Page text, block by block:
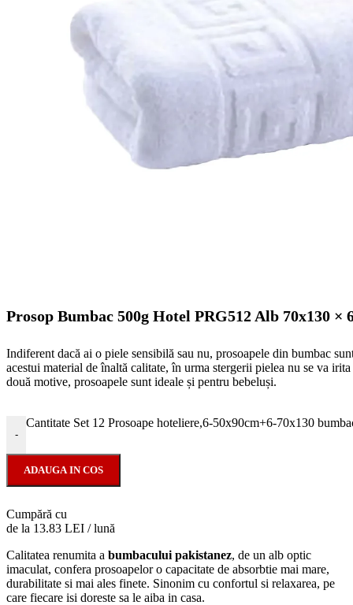
Prosop Bumbac 500g Hotel PRG512 Alb 70x130 ×
Indiferent dacă ai o piele sensibilă sau nu, prosoapele din bumbac
acestui material de înaltă calitate, în urma stergerii pielea nu se va
două motive, prosoapele sunt ideale și pentru bebeluși.
-
Cantitate Set 12 Prosoape hoteliere,6-50x90cm+6-70x130
ADAUGA IN COS
Cumpără cu
de la 13.83 LEI / lună
Calitatea renumita a bumbacului pakistanez, de un alb optic
imaculat, confera prosoapelor o capacitate de absorbtie mai mare,
durabilitate si mai ales finete. Sinonim cu confortul si relaxarea, pe
care fiecare isi doreste sa le aiba in casa.